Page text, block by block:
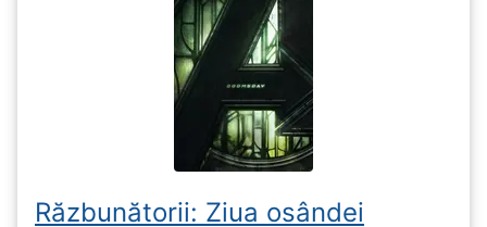
Răzbunătorii: Ziua osândei